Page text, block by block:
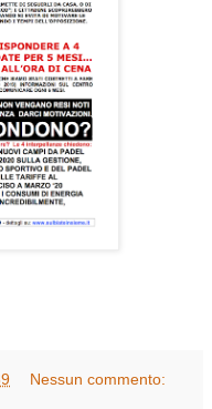
Nessun commento: